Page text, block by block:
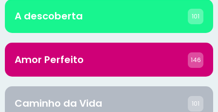
A descoberta 101
Amor Perfeito 146
Caminho da Vida 101